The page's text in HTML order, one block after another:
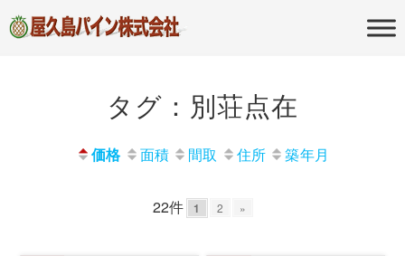
屋久島パイン
株式会社
のポータルサイト
タグ：別荘点在
価格 面積 間取 住所 築年月
22件 1 2 »